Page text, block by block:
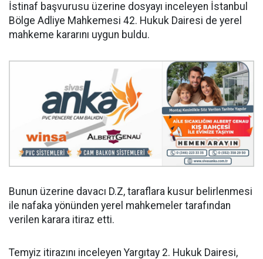
İstinaf başvurusu üzerine dosyayı inceleyen İstan­bul
Böl­ge Ad­li­ye Mah­ke­me­si 42. Hu­kuk Da­ire­si de yerel
mahkeme kararını uygun buldu.
Bunun üzerine davacı D.Z, taraflara kusur belirlenmesi
ile nafaka yönünden yerel mahkemeler tarafından
verilen karara itiraz etti.
Temyiz itirazını inceleyen Yargıtay 2. Hukuk Dairesi,